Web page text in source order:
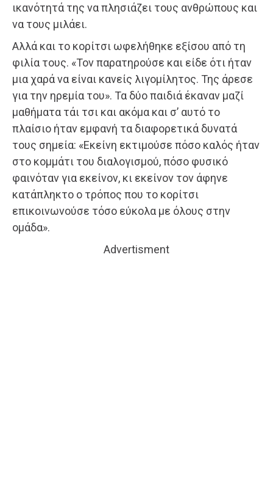
ικανότητά της να πλησιάζει τους ανθρώπους και
να τους μιλάει.
Αλλά και το κορίτσι ωφελήθηκε εξίσου από τη
φιλία τους. «Τον παρατηρούσε και είδε ότι ήταν
μια χαρά να είναι κανείς λιγομίλητος. Της άρεσε
για την ηρεμία του». Τα δύο παιδιά έκαναν μαζί
μαθήματα τάι τσι και ακόμα και σ’ αυτό το
πλαίσιο ήταν εμφανή τα διαφορετικά δυνατά
τους σημεία: «Εκείνη εκτιμούσε πόσο καλός ήταν
στο κομμάτι του διαλογισμού, πόσο φυσικό
φαινόταν για εκείνον, κι εκείνον τον άφηνε
κατάπληκτο ο τρόπος που το κορίτσι
επικοινωνούσε τόσο εύκολα με όλους στην
ομάδα».
Advertisment